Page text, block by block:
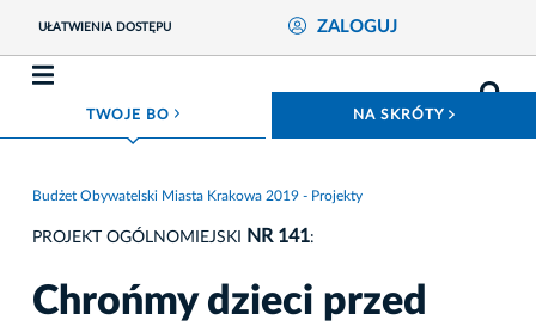
UŁATWIENIA DOSTĘPU ZALOGUJ
TWOJE BO ROZWIŃ MENU NA SKRÓTY
Budżet Obywatelski Miasta Krakowa 2019 - Projekty
PROJEKT OGÓLNOMIEJSKI NR 141:
Chrońmy dzieci przed